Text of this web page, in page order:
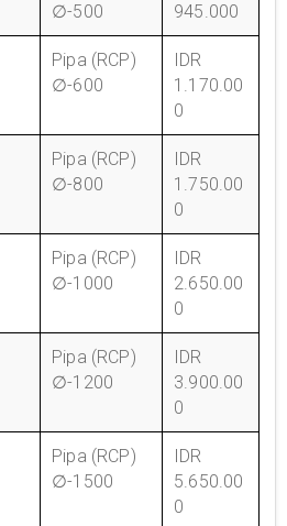
∅-500
945.000
Pipa (RCP)
∅-600
IDR
1.170.00
0
Pipa (RCP)
∅-800
IDR
1.750.00
0
Pipa (RCP)
∅-1000
IDR
2.650.00
0
Pipa (RCP)
∅-1200
IDR
3.900.00
0
Pipa (RCP)
∅-1500
IDR
5.650.00
0